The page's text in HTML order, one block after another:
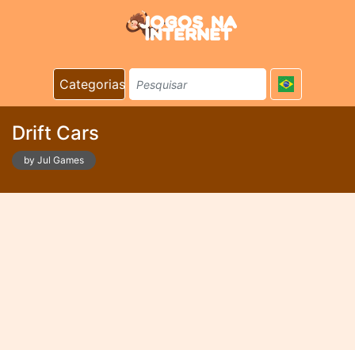
Categorias
Drift Cars
by Jul Games